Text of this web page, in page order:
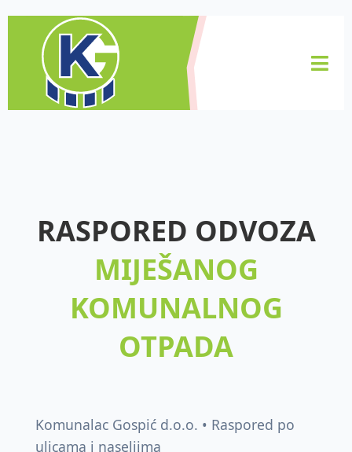
RASPORED ODVOZA
MIJEŠANOG
KOMUNALNOG
OTPADA
Komunalac Gospić d.o.o. • Raspored po
ulicama i naseljima